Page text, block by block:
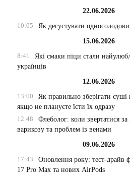
22.06.2026
10:05
Як дегустувати
15.06.2026
8:41
Які смаки піци стали
українців
12.06.2026
13:00
Як правильно зберігати суші
якщо не плануєте їсти їх одразу
12:48
Флеболог: коли звертатися за
варикозу та проблем із венами
09.06.2026
17:43
Оновлення року: тест-драйв
17 Pro Max та нових AirPods